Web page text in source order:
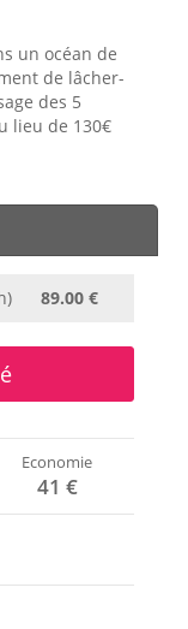
un océan de
de lâcher-
des 5
lieu de 130€
89.00 €
Economie
41 €